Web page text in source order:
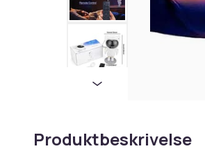
Produktbeskrivelse